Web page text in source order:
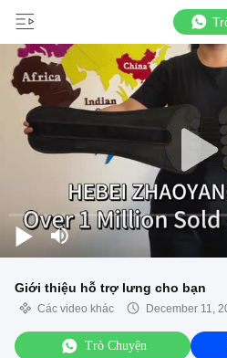
Giới thiệu hỗ trợ lưng cho bạn
Các video khác December 11,
Trò Chuyện